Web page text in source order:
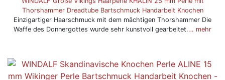
Thorshammer Dreadtube Bartschmuck Handarbeit Knochen
Einzigartiger Haarschmuck mit dem mächtigen Thorshammer Die
Waffe des Donnergottes wurde sehr kunstvoll gearbeitet.… mehr